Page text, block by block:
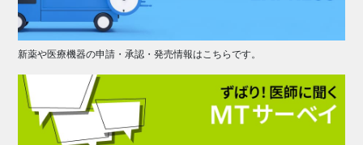
新薬や医療機器の申請・承認・発売情報はこちらです。